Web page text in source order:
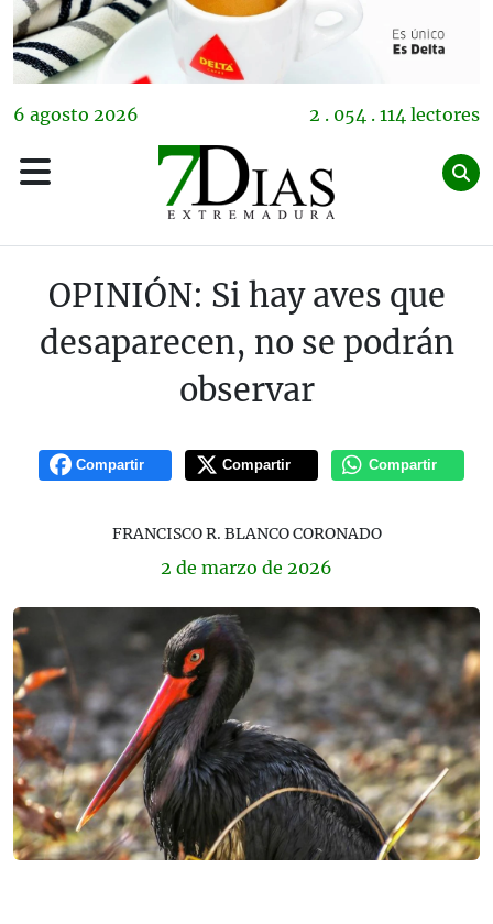
6 agosto 2026 2 . 054 . 114 lectores
OPINIÓN: Si hay aves que
desaparecen, no se podrán
observar
Compartir Compartir Compartir
FRANCISCO R. BLANCO CORONADO
2 de marzo de 2026